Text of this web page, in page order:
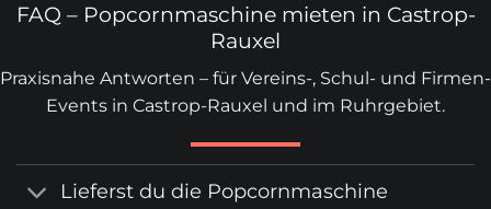
FAQ – Popcornmaschine mieten in Castrop-
Rauxel
Praxisnahe Antworten – für Vereins-, Schul- und Firmen-
Events in Castrop-Rauxel und im Ruhrgebiet.
Lieferst du die Popcornmaschine